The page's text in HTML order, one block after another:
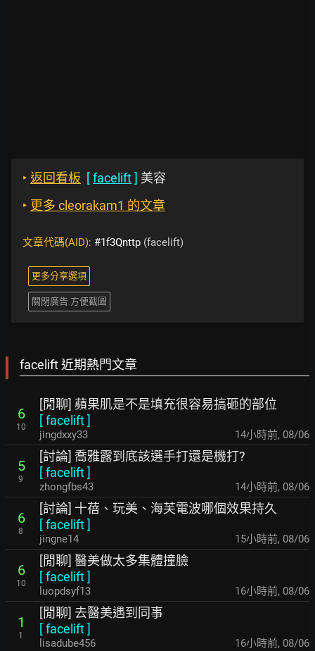
‣ 返回看板 [facelift] 美容
‣ 更多 cleorakam1 的文章
文章代碼(AID): #1f3Qnttp (facelift)
更多分享選項
關閉廣告 方便截圖
facelift 近期熱門文章
6
10
[閒聊] 蘋果肌是不是填充很容易搞砸的部位
[facelift]
jingdxxy33 14小時前, 08/06
5
9
[討論] 喬雅露到底該選手打還是機打?
[facelift]
zhongfbs43 14小時前, 08/06
6
8
[討論] 十蓓、玩美、海芙電波哪個效果持久
[facelift]
jingne14 15小時前, 08/06
6
10
[閒聊] 醫美做太多集體撞臉
[facelift]
luopdsyf13 16小時前, 08/06
1
1
[閒聊] 去醫美遇到同事
[facelift]
lisadube456 16小時前, 08/06